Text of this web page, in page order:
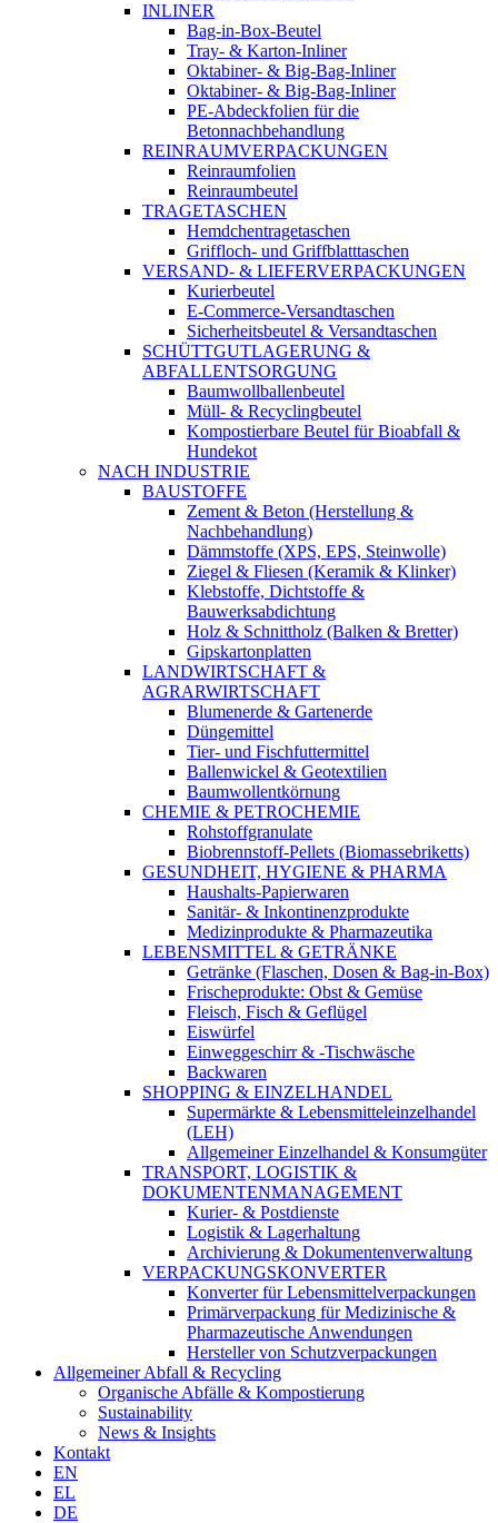
INLINER
Bag-in-Box-Beutel
Tray- & Karton-Inliner
Oktabiner- & Big-Bag-Inliner
Oktabiner- & Big-Bag-Inliner
PE-Abdeckfolien für die
Betonnachbehandlung
REINRAUMVERPACKUNGEN
Reinraumfolien
Reinraumbeutel
TRAGETASCHEN
Hemdchentragetaschen
Griffloch- und Griffblatttaschen
VERSAND- & LIEFERVERPACKUNGEN
Kurierbeutel
E-Commerce-Versandtaschen
Sicherheitsbeutel & Versandtaschen
SCHÜTTGUTLAGERUNG &
ABFALLENTSORGUNG
Baumwollballenbeutel
Müll- & Recyclingbeutel
Kompostierbare Beutel für Bioabfall &
Hundekot
NACH INDUSTRIE
BAUSTOFFE
Zement & Beton (Herstellung &
Nachbehandlung)
Dämmstoffe (XPS, EPS, Steinwolle)
Ziegel & Fliesen (Keramik & Klinker)
Klebstoffe, Dichtstoffe &
Bauwerksabdichtung
Holz & Schnittholz (Balken & Bretter)
Gipskartonplatten
LANDWIRTSCHAFT &
AGRARWIRTSCHAFT
Blumenerde & Gartenerde
Düngemittel
Tier- und Fischfuttermittel
Ballenwickel & Geotextilien
Baumwollentkörnung
CHEMIE & PETROCHEMIE
Rohstoffgranulate
Biobrennstoff-Pellets (Biomassebriketts)
GESUNDHEIT, HYGIENE & PHARMA
Haushalts-Papierwaren
Sanitär- & Inkontinenzprodukte
Medizinprodukte & Pharmazeutika
LEBENSMITTEL & GETRÄNKE
Getränke (Flaschen, Dosen & Bag-in-Box)
Frischeprodukte: Obst & Gemüse
Fleisch, Fisch & Geflügel
Eiswürfel
Einweggeschirr & -Tischwäsche
Backwaren
SHOPPING & EINZELHANDEL
Supermärkte & Lebensmitteleinzelhandel
(LEH)
Allgemeiner Einzelhandel & Konsumgüter
TRANSPORT, LOGISTIK &
DOKUMENTENMANAGEMENT
Kurier- & Postdienste
Logistik & Lagerhaltung
Archivierung & Dokumentenverwaltung
VERPACKUNGSKONVERTER
Konverter für Lebensmittelverpackungen
Primärverpackung für Medizinische &
Pharmazeutische Anwendungen
Hersteller von Schutzverpackungen
Allgemeiner Abfall & Recycling
Organische Abfälle & Kompostierung
Sustainability
News & Insights
Kontakt
EN
EL
DE